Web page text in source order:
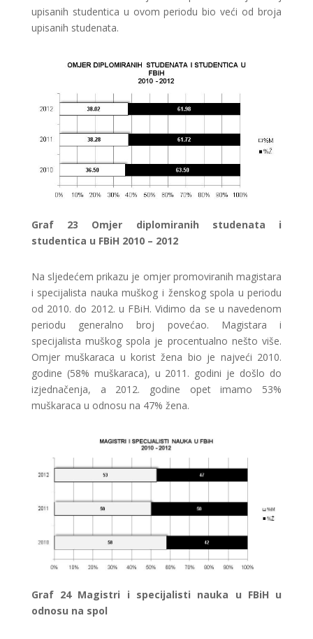
upisanih studentica u ovom periodu bio veći od broja
upisanih studenata.
Graf 23 Omjer diplomiranih studenata i
studentica u FBiH 2010 – 2012
Na sljedećem prikazu je omjer promoviranih magistara
i specijalista nauka muškog i ženskog spola u periodu
od 2010. do 2012. u FBiH. Vidimo da se u navedenom
periodu generalno broj povećao. Magistara i
specijalista muškog spola je procentualno nešto više.
Omjer muškaraca u korist žena bio je najveći 2010.
godine (58% muškaraca), u 2011. godini je došlo do
izjednačenja, a 2012. godine opet imamo 53%
muškaraca u odnosu na 47% žena.
Graf 24 Magistri i specijalisti nauka u FBiH u
odnosu na spol